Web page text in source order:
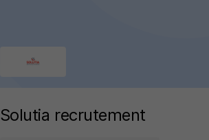
Solutia recrutement